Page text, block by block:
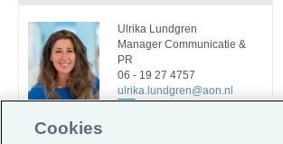
Ulrika Lundgren
Manager Communicatie &
PR
06 - 19 27 4757
ulrika.lundgren@aon.nl
Cookies